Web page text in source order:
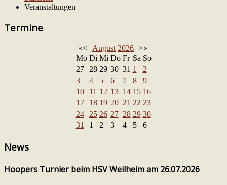
Veranstaltungen
Termine
«< August 2026 >»
Mo Di Mi Do Fr Sa So
27
28 29 30 31 1
2
3
4 5 6 7 8
9
10
11 12 13 14 15 16
17
18 19 20 21 22 23
24
25 26 27 28 29 30
31
1 2 3 4 5 6
News
Hoopers Turnier beim HSV Weilheim am 26.07.2026